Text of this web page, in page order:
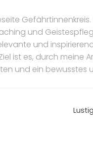
und
und
ist es, durch meine
und ein bewusstes